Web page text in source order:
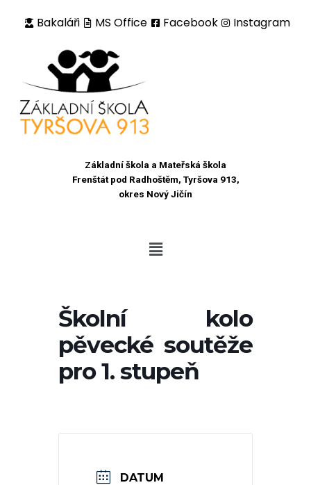
Bakaláři MS Office Facebook Instagram
Základní škola a Mateřská škola
Frenštát pod Radhoštěm, Tyršova 913,
okres Nový Jičín
Školní kolo
pěvecké soutěže
pro 1. stupeň
DATUM